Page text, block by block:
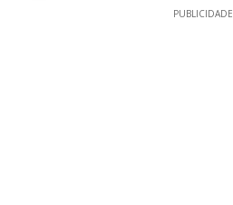
PUBLICIDADE